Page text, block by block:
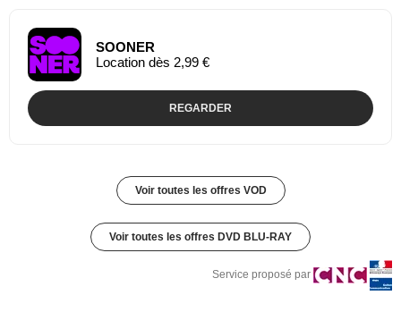
SOONER
Location dès 2,99 €
REGARDER
Voir toutes les offres VOD
Voir toutes les offres DVD BLU-RAY
Service proposé par